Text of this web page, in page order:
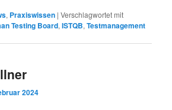
, Praxiswissen |Verschlagwortet mit
Testing Board,ISTQB,Testmanagement
2024